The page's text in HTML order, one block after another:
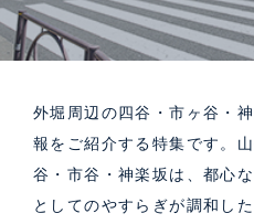
外堀周辺の四谷・市ヶ谷・
報をご紹介する特集です。
谷・市谷・神楽坂は、都心
としてのやすらぎが調和し